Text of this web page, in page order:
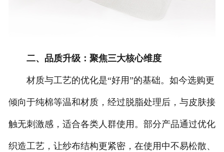
二、品质升级：聚焦三大核心维度
材质与工艺的优化是“好用”的基础。如今选购更
倾向于纯棉等温和材质，经过脱脂处理后，与皮肤接
触无刺激感，适合各类人群使用。部分产品通过优化
织造工艺，让纱布结构更紧密，在使用中不易松散、